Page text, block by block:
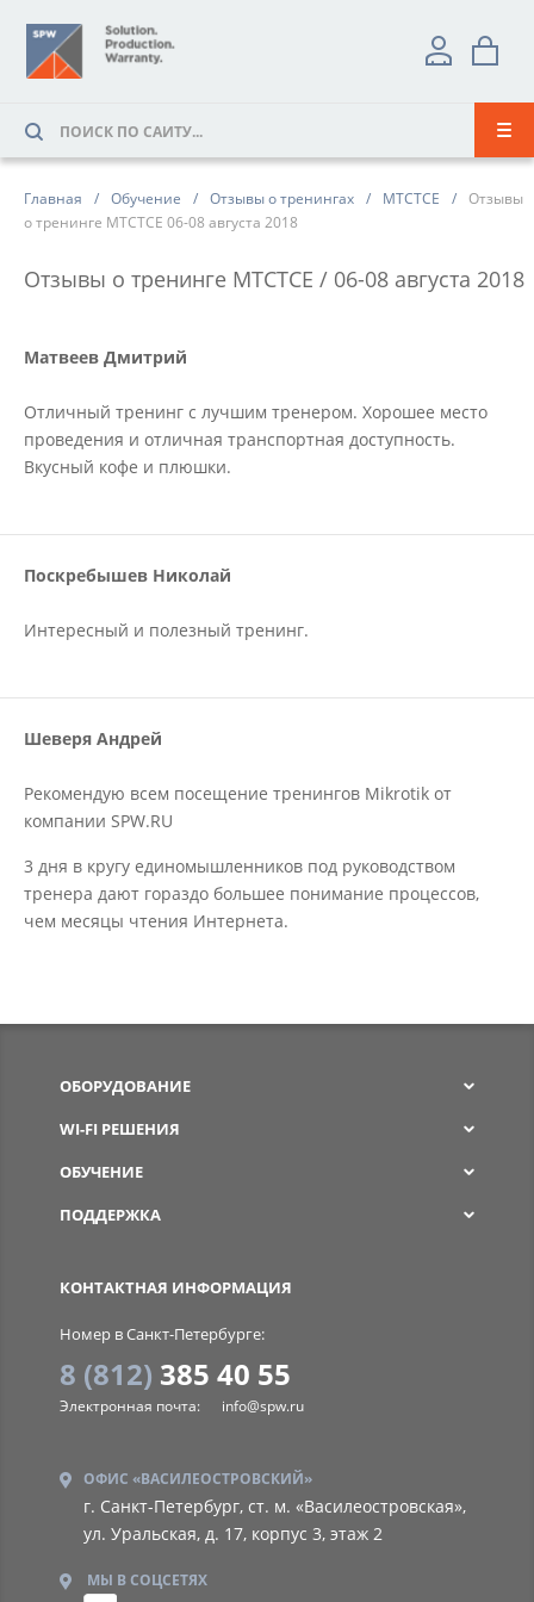
Главная Обучение Отзывы о тренингах MTCTCE
Отзывы
о тренинге MTCTCE 06-08 августа 2018
Отзывы о тренинге MTCTCE / 06-08 августа 2018
01
ВСЕ ОТЗЫВЫ
Матвеев Дмитрий
Отличный тренинг с лучшим тренером. Хорошее место
проведения и отличная транспортная доступность.
Вкусный кофе и плюшки.
Поскребышев Николай
Интересный и полезный тренинг.
Шеверя Андрей
Рекомендую всем посещение тренингов Mikrotik от
компании SPW.RU
3 дня в кругу единомышленников под руководством
тренера дают гораздо большее понимание процессов,
чем месяцы чтения Интернета.
КОНТАКТНАЯ ИНФОРМАЦИЯ
Номер в Санкт-Петербурге:
8 (812) 385 40 55
Электронная почта: info@spw.ru
ОФИС «ВАСИЛЕОСТРОВСКИЙ»
г. Санкт-Петербург, ст. м. «Василеостровская»,
ул. Уральская, д. 17, корпус 3, этаж 2
МЫ В СОЦСЕТЯХ
ОБОРУДОВАНИЕ
WI-FI РЕШЕНИЯ
ОБУЧЕНИЕ
ПОДДЕРЖКА